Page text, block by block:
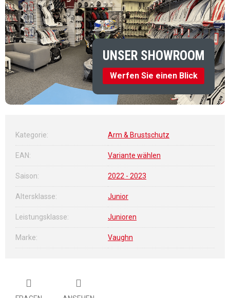
UNSER SHOWROOM
Werfen Sie einen Blick
Kategorie: Arm & Brustschutz
EAN: Variante wählen
Saison: 2022 - 2023
Altersklasse: Junior
Leistungsklasse: Junioren
Marke: Vaughn